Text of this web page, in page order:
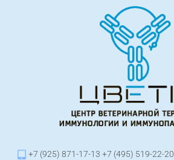
+7 (925) 871-17-13 +7 (495) 519-22-20